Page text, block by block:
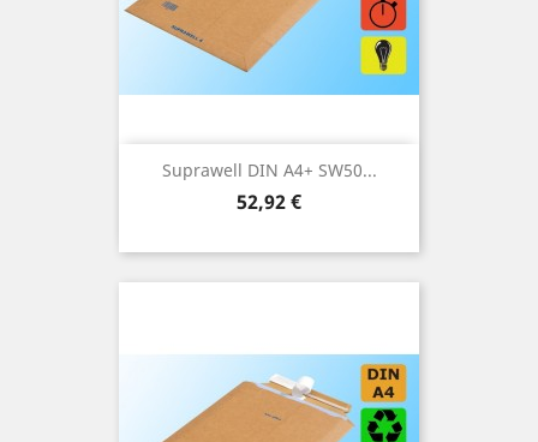
Suprawell DIN A4+ SW50...
Preis
52,92 €